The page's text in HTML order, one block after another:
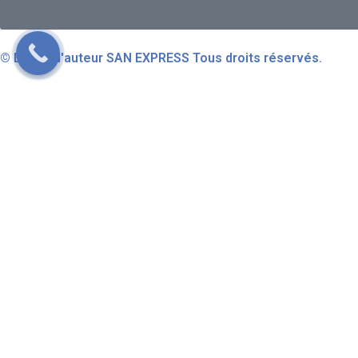
© Droits d'auteur SAN EXPRESS Tous droits réservés.